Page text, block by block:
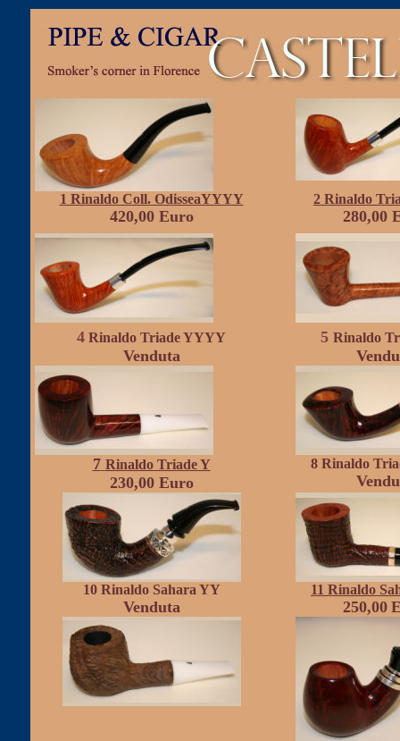
1 Rinaldo Coll.OdisseaYYYY
420,00 Euro
2 Rinaldo
280,00
4 Rinaldo Triade YYYY
Venduta
5 Rinaldo
7 Rinaldo Triade Y
230,00Euro
8 Rinaldo
10 Rinaldo Sahara YY
Venduta
11 Rinaldo
250,00